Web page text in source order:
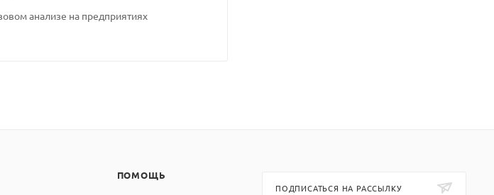
анализе на предприятиях
ПОМОЩЬ
ПОДПИСАТЬСЯ НА РАССЫЛКУ